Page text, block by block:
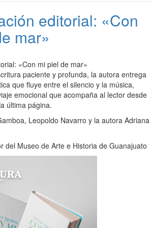
editorial: «Con
mar»
«Con mi piel de mar»
paciente y profunda, la autora entrega
que fluye entre el silencio y la música,
emocional que acompaña al lector desde
última página.
Leopoldo Navarro y la autora Adriana
del Museo de Arte e Historia de Guanajuato